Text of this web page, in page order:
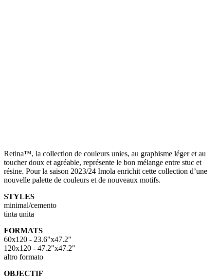
Retina™, la collection de couleurs unies, au graphisme léger et au
toucher doux et agréable, représente le bon mélange entre stuc et
résine. Pour la saison 2023/24 Imola enrichit cette collection d’une
nouvelle palette de couleurs et de nouveaux motifs.
STYLES
minimal/cemento
tinta unita
FORMATS
60x120 - 23.6"x47.2"
120x120 - 47.2"x47.2"
altro formato
OBJECTIF